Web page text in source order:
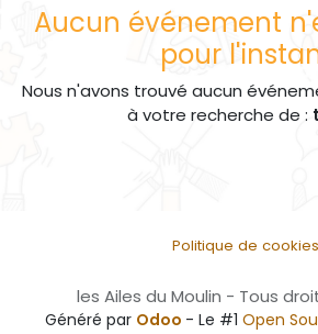
Aucun événement
pour
Nous n'avons trouvé aucun
à votre recherche de :
Politique de cookies
les Ailes du Moulin - Tous
Généré par Odoo - Le #1 Open